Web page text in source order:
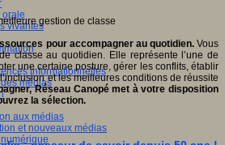
orale
vivantes
informationnelles
médias
aux médias
et nouveaux médias
pour accompagner au quotidien. Vous
classe au quotidien. Elle représente l’une de
une certaine posture, gérer les conflits, établir
et les meilleures conditions de réussite
Réseau Canopé met à votre disposition
la sélection.